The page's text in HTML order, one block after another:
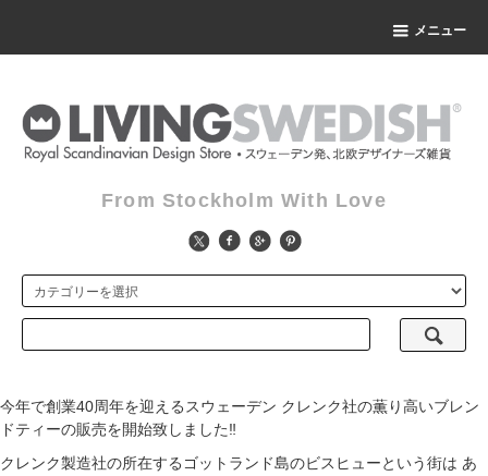
メニュー
From Stockholm With Love
今年で創業40周年を迎えるスウェーデン クレンク社の薫り高いブレン
ドティーの販売を開始致しました‼
クレンク製造社の所在するゴットランド島のビスヒューという街は あ